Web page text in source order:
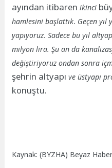
ayından itibarenikinci
hamlesini başlattık. Geçen yıl
yapıyoruz. Sadece bu yıl
milyon lira. Şu an da
değiştiriyoruz ondan sonra
şehrin altyapıve üstyapı
konuştu.
Kaynak: (BYZHA) Beyaz